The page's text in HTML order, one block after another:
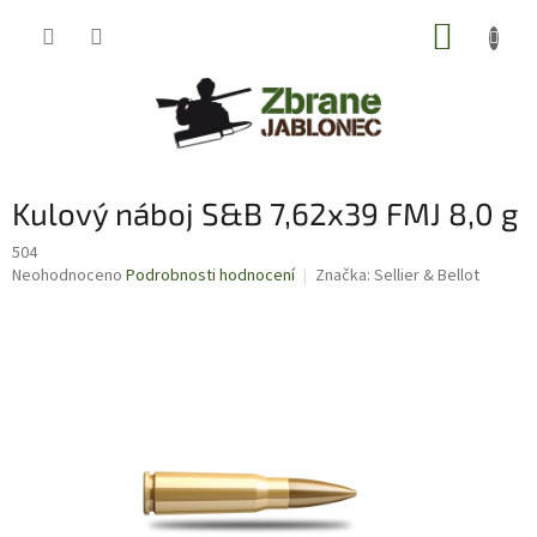
Kulový náboj S&B 7,62x39 FMJ 8,0 g
504
Průměrné
Neohodnoceno Podrobnosti hodnocení Značka: Sellier & Bellot